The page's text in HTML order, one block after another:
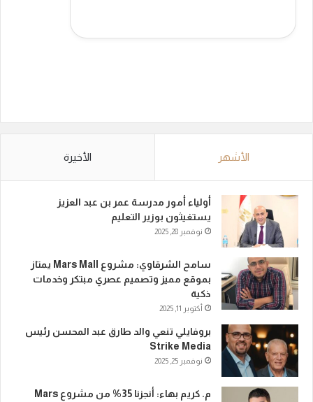
الأشهر الأخيرة
أولياء أمور مدرسة عمر بن عبد العزيز
يستغيثون بوزير التعليم
نوفمبر 28, 2025
سامح الشرقاوي: مشروع Mars Mall يمتاز
بموقع مميز وتصميم عصري مبتكر وخدمات
ذكية
أكتوبر 11, 2025
بروفايلي تنعي والد طارق عبد المحسن رئيس
Strike Media
نوفمبر 25, 2025
م. كريم بهاء: أنجزنا 35% من مشروع Mars